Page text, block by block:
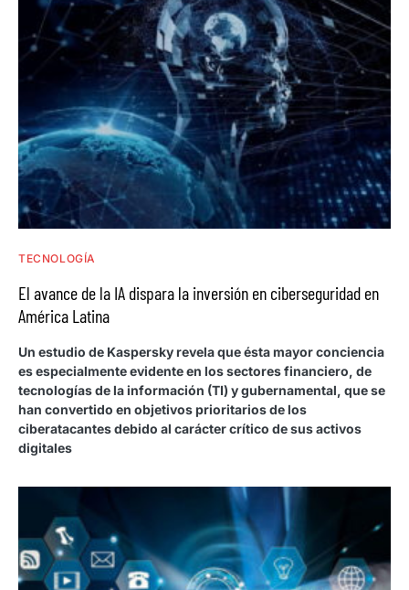
TECNOLOGÍA
El avance de la IA dispara la inversión en ciberseguridad en
América Latina
Un estudio de Kaspersky revela que ésta mayor conciencia
es especialmente evidente en los sectores financiero, de
tecnologías de la información (TI) y gubernamental, que se
han convertido en objetivos prioritarios de los
ciberatacantes debido al carácter crítico de sus activos
digitales